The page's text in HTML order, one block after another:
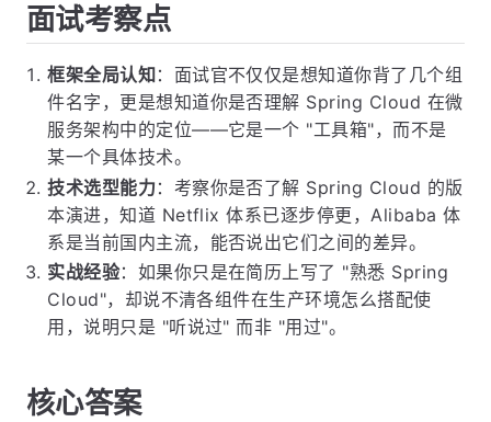
面试考察点
框架全局认知 ：面试官不仅仅是想知道你背了几个组
件名字，更是想知道你是否理解 Spring Cloud 在微
服务架构中的定位——它是一个 "工具箱"，而不是
某一个具体技术。
技术选型能力：考察你是否了解 Spring Cloud 的版
本演进，知道 Netflix 体系已逐步停更，Alibaba 体
系是当前国内主流，能否说出它们之间的差异。
实战经验：如果你只是在简历上写了 "熟悉 Spring
Cloud"，却说不清各组件在生产环境怎么搭配使
用，说明只是 "听说过" 而非 "用过"。
核心答案